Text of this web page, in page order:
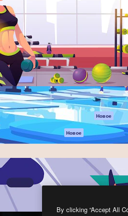
миллиона
ИИ-помощник
изображений ИИ
Генератор видео
ИИ
Генератор голоса
на основе ИИ
Стоковый контент
MCP для
Claude/ChatGPT
Новое
Агенты Новое
API
Мобильное
приложение
Все инструменты
Magnific
By clicking “Accept All